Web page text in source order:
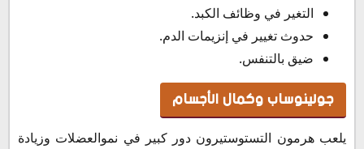
التغير في وظائف الكبد.
حدوث تغيير في إنزيمات الدم.
ضيق بالتنفس.
جولينوساب وكمال الأجسام
يلعب هرمون التستوستيرون دور كبير في نموالعضلات وزيادة